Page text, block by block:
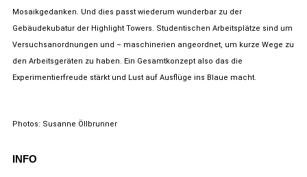
Mosaikgedanken. Und dies passt wiederum wunderbar zu der
Gebäudekubatur der Highlight Towers. Studentischen Arbeitsplätze sind um
Versuchsanordnungen und – maschinerien angeordnet, um kurze Wege zu
den Arbeitsgeräten zu haben. Ein Gesamtkonzept also das die
Experimentierfreude stärkt und Lust auf Ausflüge ins Blaue macht.
Photos: Susanne Öllbrunner
INFO